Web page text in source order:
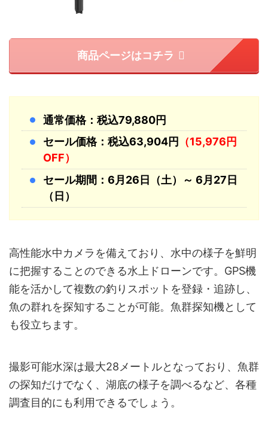
商品ページはコチラ
通常価格：税込79,880円
セール価格：税込63,904円
（15,976円
OFF）
セール期間：6月26日（土）～ 6月27日
（日）
高性能水中カメラを備えており、水中の様子を鮮明
に把握することのできる水上ドローンです。GPS機
能を活かして複数の釣りスポットを登録・追跡し、
魚の群れを探知することが可能。魚群探知機として
も役立ちます。
撮影可能水深は最大28メートルとなっており、魚群
の探知だけでなく、湖底の様子を調べるなど、各種
調査目的にも利用できるでしょう。